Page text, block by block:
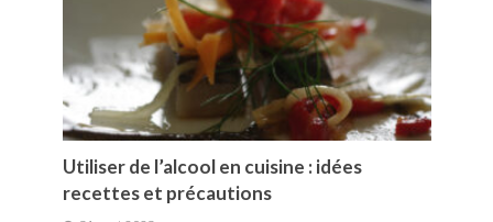
Utiliser de l’alcool en cuisine : idées
recettes et précautions